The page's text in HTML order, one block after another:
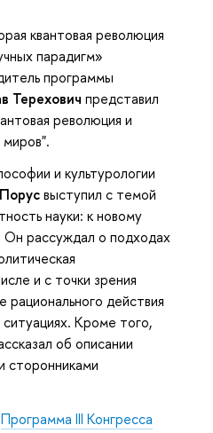
квантовая революция
парадигм»
программы
Терехович представил
революция и
и культурологии
выступил с темой
науки: к новому
рассуждал о подходах
и с точки зрения
действия
Кроме того,
об описании
сторонниками
Программа III Конгресса